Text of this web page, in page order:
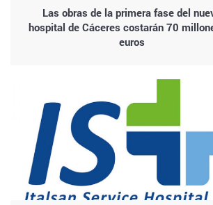
Las obras de la primera fase del
hospital de Cáceres costarán 70
euros